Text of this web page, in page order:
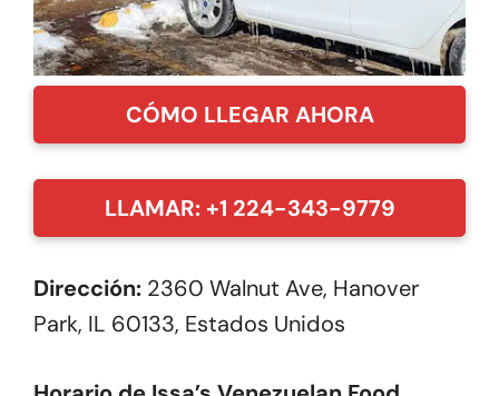
CÓMO LLEGAR AHORA
LLAMAR: +1 224-343-9779
Dirección: 2360 Walnut Ave, Hanover
Park, IL 60133, Estados Unidos